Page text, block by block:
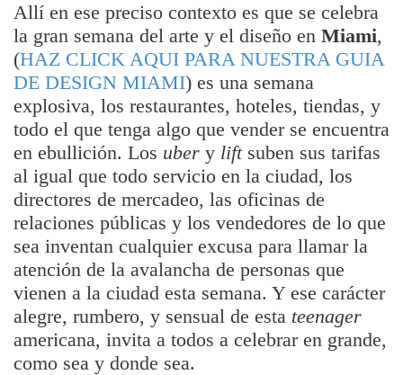
Allí en ese preciso contexto es que se celebra
la gran semana del arte y el diseño en Miami,
(HAZ CLICK AQUI PARA NUESTRA GUIA
DE DESIGN MIAMI) es una semana
explosiva, los restaurantes, hoteles, tiendas, y
todo el que tenga algo que vender se encuentra
en ebullición. Los uber y liftsuben sus tarifas
al igual que todo servicio en la ciudad, los
directores de mercadeo, las oficinas de
relaciones públicas y los vendedores de lo que
sea inventan cualquier excusa para llamar la
atención de la avalancha de personas que
vienen a la ciudad esta semana. Y ese carácter
alegre, rumbero, y sensual de esta teenager
americana, invita a todos a celebrar en grande,
como sea y donde sea.